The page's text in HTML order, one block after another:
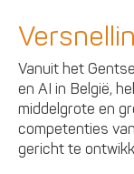
Vanuit het
en AI in België,
middelgrote en
competenties
gericht te